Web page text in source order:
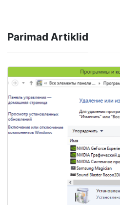
Parimad Artiklid